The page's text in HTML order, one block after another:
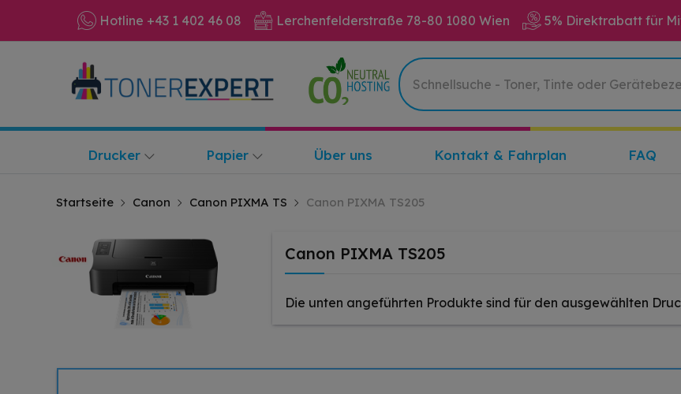
Hotline +43 1 402 46 08 Lerchenfelderstraße 78-80 1080 Wien 5% Direktrabatt für
Drucker Papier Über uns Kontakt & Fahrplan FAQ
Startseite Canon Canon PIXMA TS Canon PIXMA TS205
Canon PIXMA TS205
Die unten angeführten Produkte sind für den ausgewählten